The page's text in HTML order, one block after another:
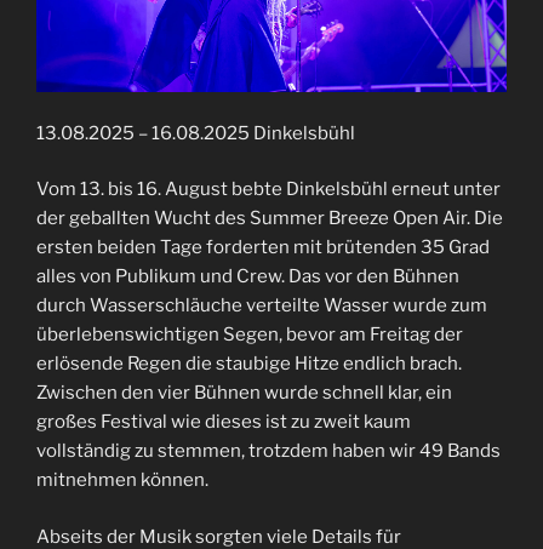
13.08.2025 – 16.08.2025 Dinkelsbühl
Vom 13. bis 16. August bebte Dinkelsbühl erneut unter
der geballten Wucht des Summer Breeze Open Air. Die
ersten beiden Tage forderten mit brütenden 35 Grad
alles von Publikum und Crew. Das vor den Bühnen
durch Wasserschläuche verteilte Wasser wurde zum
überlebenswichtigen Segen, bevor am Freitag der
erlösende Regen die staubige Hitze endlich brach.
Zwischen den vier Bühnen wurde schnell klar, ein
großes Festival wie dieses ist zu zweit kaum
vollständig zu stemmen, trotzdem haben wir 49 Bands
mitnehmen können.
Abseits der Musik sorgten viele Details für